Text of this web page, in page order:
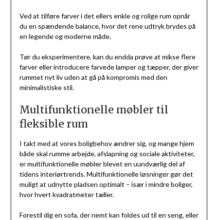
Ved at tilføre farver i det ellers enkle og rolige rum opnår
du en spændende balance, hvor det rene udtryk brydes på
en legende og moderne måde.
Tør du eksperimentere, kan du endda prøve at mikse flere
farver eller introducere farvede lamper og tæpper, der giver
rummet nyt liv uden at gå på kompromis med den
minimalistiske stil.
Multifunktionelle møbler til
fleksible rum
I takt med at vores boligbehov ændrer sig, og mange hjem
både skal rumme arbejde, afslapning og sociale aktiviteter,
er multifunktionelle møbler blevet en uundværlig del af
tidens interiørtrends. Multifunktionelle løsninger gør det
muligt at udnytte pladsen optimalt – især i mindre boliger,
hvor hvert kvadratmeter tæller.
Forestil dig en sofa, der nemt kan foldes ud til en seng, eller